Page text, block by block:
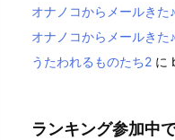
オナノコからメールきた
オナノコからメールきた
うたわれるものたち2 に
ランキング参加中で